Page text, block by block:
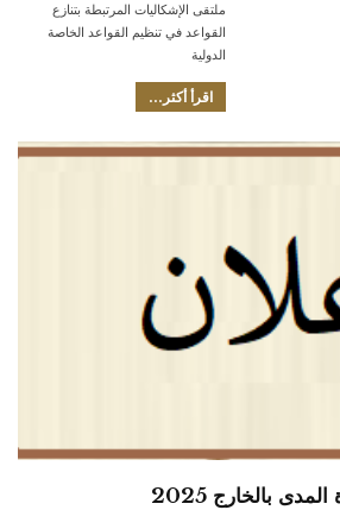
ملتقى الإشكاليات المرتبطة بتنازع
القواعد في تنظيم القواعد الخاصة
الدولية
اقرأ أكثر...
بالخارج 2025